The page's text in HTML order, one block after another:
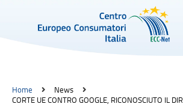
Home
News
CORTE UE CONTRO GOOGLE, RICONOSCIUTO IL